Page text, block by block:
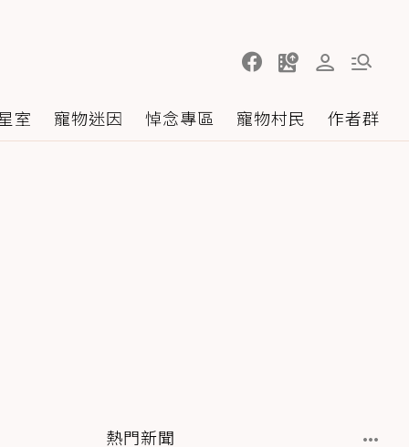
室 寵物迷因 悼念專區 寵物村民 作者群
熱門新聞